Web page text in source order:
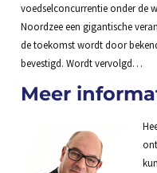
voedselconcurrentie onder de
Noordzee een gigantische
de toekomst wordt door
bevestigd. Wordt vervolgd…
Meer